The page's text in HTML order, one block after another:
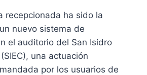
recepcionada ha sido la
nuevo sistema de
el auditorio del San Isidro
una actuación
por los usuarios de